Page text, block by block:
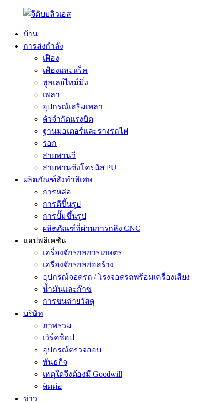
บ้าน
การส่งกำลัง
เฟือง
เฟืองและแร็ค
พูลเลย์ไทม์มิ่ง
เพลา
อุปกรณ์เสริมเพลา
ตัวจำกัดแรงบิด
ฐานมอเตอร์และรางรถไฟ
รอก
สายพานวี
สายพานซิงโครนัส PU
ผลิตภัณฑ์สั่งทำพิเศษ
การหล่อ
การตีขึ้นรูป
การปั๊มขึ้นรูป
ผลิตภัณฑ์ที่ผ่านการกลึง CNC
แอปพลิเคชัน
เครื่องจักรกลการเกษตร
เครื่องจักรกลก่อสร้าง
อุปกรณ์จอดรถ / โรงจอดรถพร้อมเครื่องเสียง
น้ำมันและก๊าซ
การขนถ่ายวัสดุ
บริษัท
ภาพรวม
เวิร์คช็อป
อุปกรณ์ตรวจสอบ
พันธกิจ
เหตุใดจึงต้องมี Goodwill
ติดต่อ
ข่าว